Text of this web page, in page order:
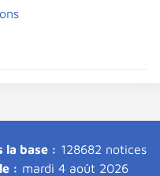
la base : 128682 notices
: mardi 4 août 2026